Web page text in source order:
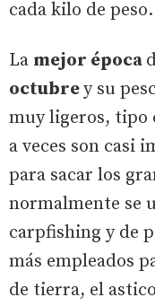
cada kilo de peso.
La mejor época
octubrey su
muy ligeros, tipo
a veces son casi
para sacar los
normalmente se
carpfishing y de
más empleados
de tierra, el